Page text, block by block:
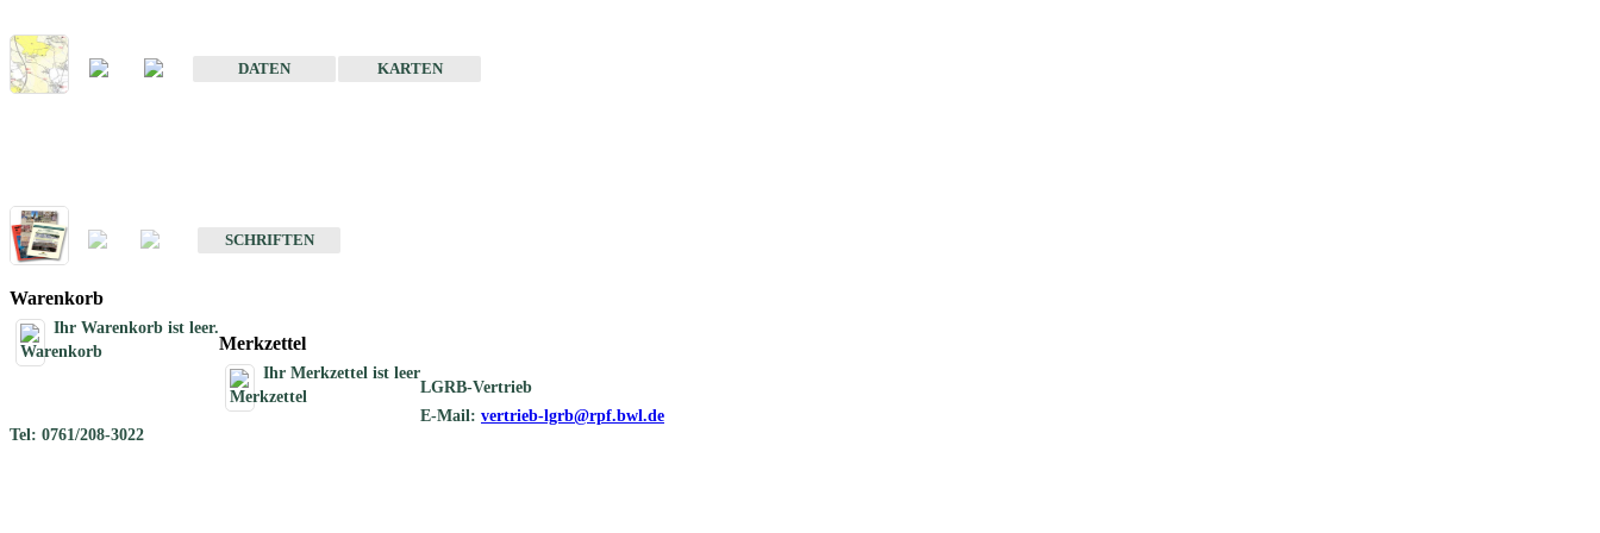
DATEN
KARTEN
SCHRIFTEN
Warenkorb
Ihr Warenkorb ist leer.
Merkzettel
Ihr Merkzettel ist leer
LGRB-Vertrieb
E-Mail: vertrieb-lgrb@rpf.bwl.de
Tel: 0761/208-3022